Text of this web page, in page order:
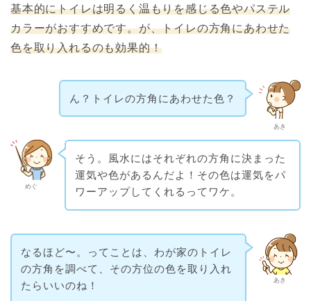
基本的にトイレは明るく温もりを感じる色やパステル
カラーがおすすめです。が、トイレの方角にあわせた
色を取り入れるのも効果的！
あき
ん？トイレの方角にあわせた色？
めぐ
そう。風水にはそれぞれの方角に決まった
運気や色があるんだよ！その色は運気をパ
ワーアップしてくれるってワケ。
あき
なるほど〜。ってことは、わが家のトイレ
の方角を調べて、その方位の色を取り入れ
たらいいのね！